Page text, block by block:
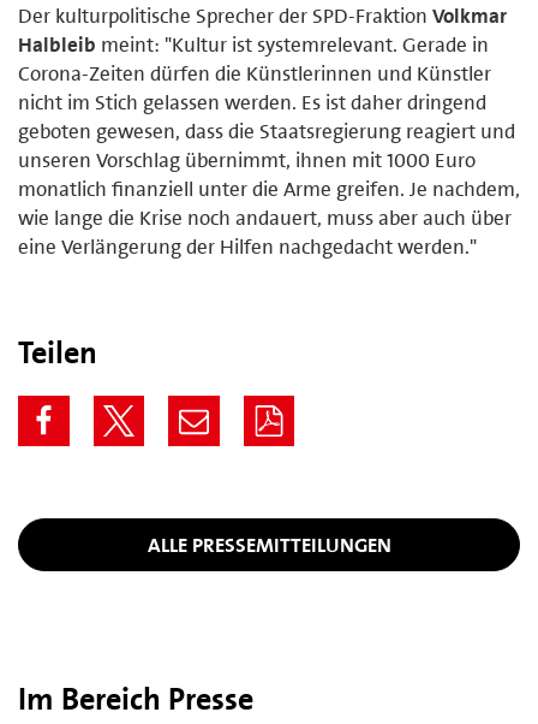
Der kulturpolitische Sprecher der SPD-Fraktion Volkmar
Halbleib meint: "Kultur ist systemrelevant. Gerade in
Corona-Zeiten dürfen die Künstlerinnen und Künstler
nicht im Stich gelassen werden. Es ist daher dringend
geboten gewesen, dass die Staatsregierung reagiert und
unseren Vorschlag übernimmt, ihnen mit 1000 Euro
monatlich finanziell unter die Arme greifen. Je nachdem,
wie lange die Krise noch andauert, muss aber auch über
eine Verlängerung der Hilfen nachgedacht werden."
Teilen
ALLE PRESSEMITTEILUNGEN
Im Bereich Presse